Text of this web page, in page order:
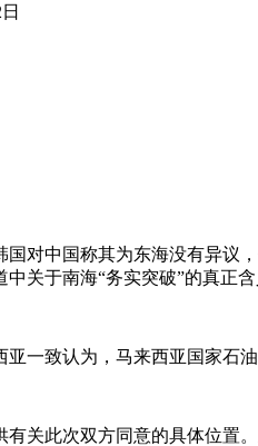
国对中国称其为东海没有异议
关于南海“务实突破”的真正含
一致认为，马来西亚国家石
关此次双方同意的具体位置